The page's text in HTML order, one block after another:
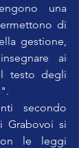
una
di
gestione,
ai
testo degli
secondo
Grabovoi si
le leggi